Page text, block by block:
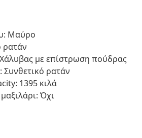
Μαύρο
ρατάν
με επίστρωση πούδρας
ρατάν
1395 κιλά
Όχι